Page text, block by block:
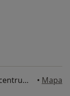
Szolc-Rogozińskiego 1 (na terenie centrum treningowego Body Support), Warszawa • Mapa